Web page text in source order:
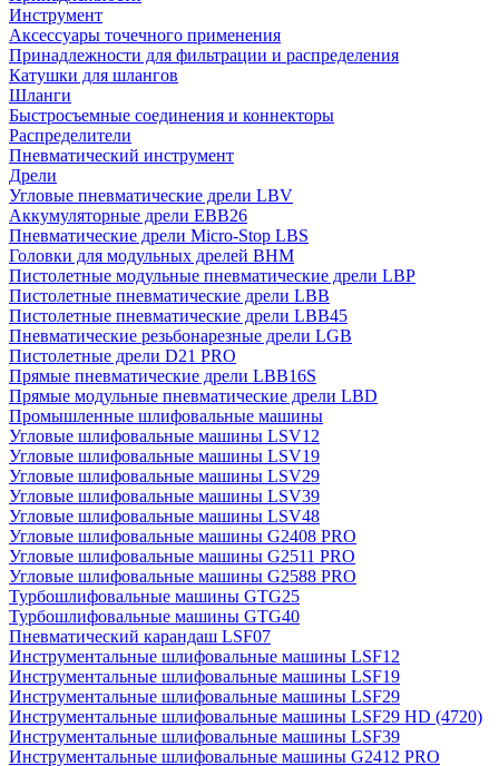
Инструмент
Аксессуары точечного применения
Принадлежности для фильтрации и распределения
Катушки для шлангов
Шланги
Быстросъемные соединения и коннекторы
Распределители
Пневматический инструмент
Дрели
Угловые пневматические дрели LBV
Аккумуляторные дрели EBB26
Пневматические дрели Micro-Stop LBS
Головки для модульных дрелей BHM
Пистолетные модульные пневматические дрели LBP
Пистолетные пневматические дрели LBB
Пистолетные пневматические дрели LBB45
Пневматические резьбонарезные дрели LGB
Пистолетные дрели D21 PRO
Прямые пневматические дрели LBB16S
Прямые модульные пневматические дрели LBD
Промышленные шлифовальные машины
Угловые шлифовальные машины LSV12
Угловые шлифовальные машины LSV19
Угловые шлифовальные машины LSV29
Угловые шлифовальные машины LSV39
Угловые шлифовальные машины LSV48
Угловые шлифовальные машины G2408 PRO
Угловые шлифовальные машины G2511 PRO
Угловые шлифовальные машины G2588 PRO
Турбошлифовальные машины GTG25
Турбошлифовальные машины GTG40
Пневматический карандаш LSF07
Инструментальные шлифовальные машины LSF12
Инструментальные шлифовальные машины LSF19
Инструментальные шлифовальные машины LSF29
Инструментальные шлифовальные машины LSF29 HD (4720)
Инструментальные шлифовальные машины LSF39
Инструментальные шлифовальные машины G2412 PRO